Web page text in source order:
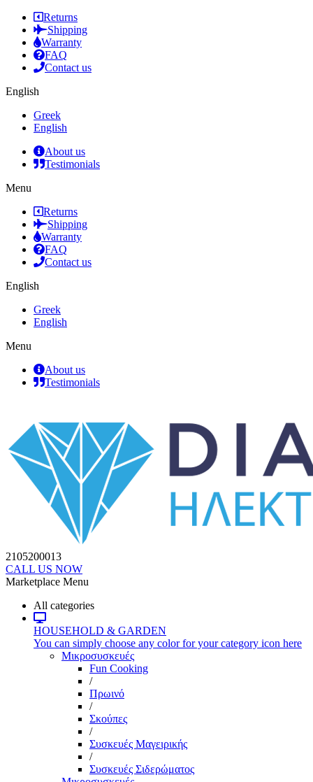
Returns
Shipping
Warranty
FAQ
Contact us
English
Greek
English
About us
Testimonials
Menu
Returns
Shipping
Warranty
FAQ
Contact us
English
Greek
English
Menu
About us
Testimonials
2105200013
CALL US NOW
Marketplace Menu
All categories
HOUSEHOLD & GARDEN
You can simply choose any color for your category icon here
Μικροσυσκευές
Fun Cooking
/
Πρωινό
/
Σκούπες
/
Συσκευές Μαγειρικής
/
Συσκευές Σιδερώματος